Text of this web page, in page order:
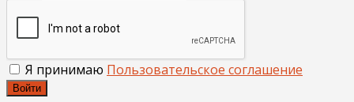
Я принимаю Пользовательское соглашение
Войти